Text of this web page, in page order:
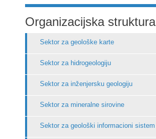
Organizacijska struktura
Sektor za geološke karte
Sektor za hidrogeologiju
Sektor za inženjersku geologiju
Sektor za mineralne sirovine
Sektor za geološki informacioni sistem